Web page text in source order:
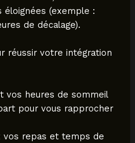
éloignées (exemple :
de décalage).
réussir votre intégration
vos heures de sommeil
pour vous rapprocher
vos repas et temps de